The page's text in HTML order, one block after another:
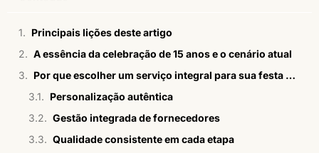
Principais lições deste artigo
A essência da celebração de 15 anos e o cenário atual
Por que escolher um serviço integral para sua festa de 15 anos?
Personalização autêntica
Gestão integrada de fornecedores
Qualidade consistente em cada etapa